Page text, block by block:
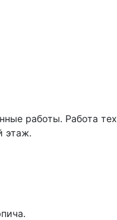
работы. Работа
этаж.